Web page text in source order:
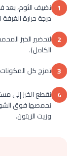
1 نضيف الثوم، بعد
درجة حرارة
2 لتحضير الخبز
الكامل).
3 تمزج كل
4 نقطع الخبز إلى
نحمصها فوق
وزيت الزيتون.